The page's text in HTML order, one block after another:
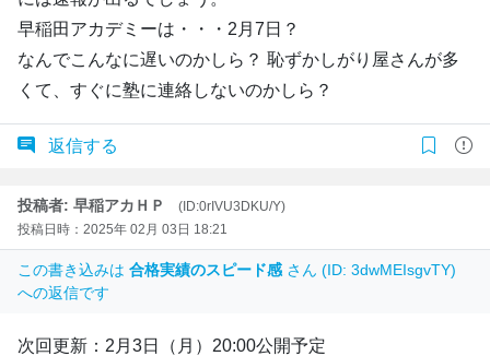
早稲田アカデミーは・・・2月7日？
なんでこんなに遅いのかしら？ 恥ずかしがり屋さんが多
くて、すぐに塾に連絡しないのかしら？
返信する
投稿者: 早稲アカＨＰ
(ID:0rIVU3DKU/Y)
投稿日時：2025年 02月 03日 18:21
この書き込みは 合格実績のスピード感 さん (ID: 3dwMEIsgvTY)
への返信です
次回更新：2月3日（月）20:00公開予定